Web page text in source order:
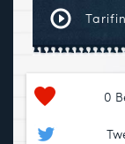
0